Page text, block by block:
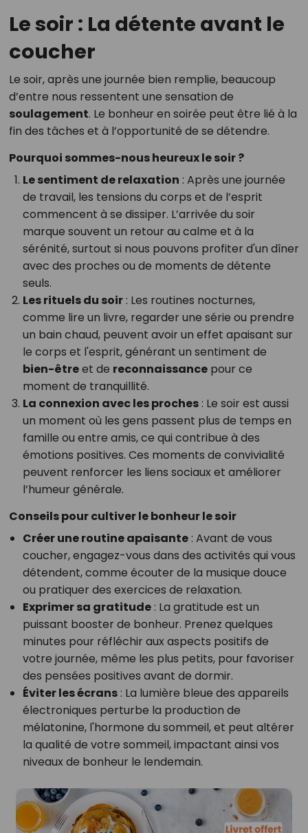
Le soir : La détente avant le
coucher
Le soir, après une journée bien remplie, beaucoup
d’entre nous ressentent une sensation de
soulagement. Le bonheur en soirée peut être lié à la
fin des tâches et à l’opportunité de se détendre.
Pourquoi sommes-nous heureux le soir ?
Le sentiment de relaxation : Après une journée
de travail, les tensions du corps et de l’esprit
commencent à se dissiper. L’arrivée du soir
marque souvent un retour au calme et à la
sérénité, surtout si nous pouvons profiter d'un dîner
avec des proches ou de moments de détente
seuls.
Les rituels du soir: Les routines nocturnes,
comme lire un livre, regarder une série ou prendre
un bain chaud, peuvent avoir un effet apaisant sur
le corps et l'esprit, générant un sentiment de
bien-êtreet de reconnaissancepour ce
moment de tranquillité.
La connexion avec les proches: Le soir est aussi
un moment où les gens passent plus de temps en
famille ou entre amis, ce qui contribue à des
émotions positives. Ces moments de convivialité
peuvent renforcer les liens sociaux et améliorer
l’humeur générale.
Conseils pour cultiver le bonheur le soir
Créer une routine apaisante: Avant de vous
coucher, engagez-vous dans des activités qui vous
détendent, comme écouter de la musique douce
ou pratiquer des exercices de relaxation.
Exprimer sa gratitude: La gratitude est un
puissant booster de bonheur. Prenez quelques
minutes pour réfléchir aux aspects positifs de
votre journée, même les plus petits, pour favoriser
des pensées positives avant de dormir.
Éviter les écrans: La lumière bleue des appareils
électroniques perturbe la production de
mélatonine, l'hormone du sommeil, et peut altérer
la qualité de votre sommeil, impactant ainsi vos
niveaux de bonheur le lendemain.